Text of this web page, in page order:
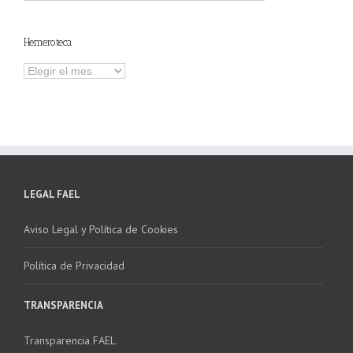
Hemeroteca
Hemeroteca
LEGAL FAEL
Aviso Legal y Política de Cookies
Política de Privacidad
TRANSPARENCIA
Transparencia FAEL